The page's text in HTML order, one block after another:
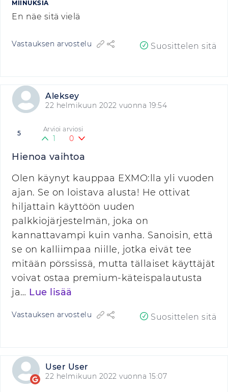
MIINUKSIA
En näe sitä vielä
Vastauksen arvostelu Suosittelen sitä
Aleksey
22 helmikuun 2022 vuonna 19:54
5 Arvioi arviosi
1 0
Hienoa vaihtoa
Olen käynyt kauppaa EXMO:lla yli vuoden
ajan. Se on loistava alusta! He ottivat
hiljattain käyttöön uuden
palkkiojärjestelmän, joka on
kannattavampi kuin vanha. Sanoisin, että
se on kalliimpaa niille, jotka eivät tee
mitään pörssissä, mutta tällaiset käyttäjät
voivat ostaa premium-käteispalautusta
ja… Lue lisää
Vastauksen arvostelu Suosittelen sitä
User User
22 helmikuun 2022 vuonna 15:07